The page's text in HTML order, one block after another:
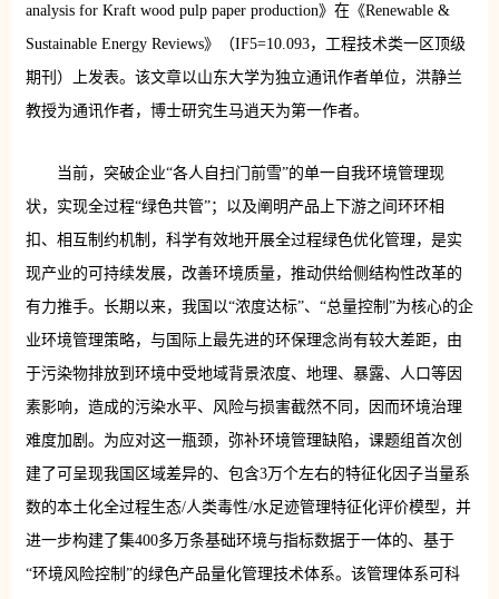
analysis for Kraft wood pulp paper production》在《Renewable &
Sustainable Energy Reviews》（IF5=10.093，工程技术类一区顶级
期刊）上发表。该文章以山东大学为独立通讯作者单位，洪静兰
教授为通讯作者，博士研究生马逍天为第一作者。
当前，突破企业“各人自扫门前雪”的单一自我环境管理现
状，实现全过程“绿色共管”；以及阐明产品上下游之间环环相
扣、相互制约机制，科学有效地开展全过程绿色优化管理，是实
现产业的可持续发展，改善环境质量，推动供给侧结构性改革的
有力推手。长期以来，我国以“浓度达标”、“总量控制”为核心的企
业环境管理策略，与国际上最先进的环保理念尚有较大差距，由
于污染物排放到环境中受地域背景浓度、地理、暴露、人口等因
素影响，造成的污染水平、风险与损害截然不同，因而环境治理
难度加剧。为应对这一瓶颈，弥补环境管理缺陷，课题组首次创
建了可呈现我国区域差异的、包含3万个左右的特征化因子当量系
数的本土化全过程生态/人类毒性/水足迹管理特征化评价模型，并
进一步构建了集400多万条基础环境与指标数据于一体的、基于
“环境风险控制”的绿色产品量化管理技术体系。该管理体系可科